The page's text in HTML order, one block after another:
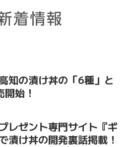
知の漬け丼の「6種」と
開始！
レゼント専門サイト『ギ
漬け丼の開発裏話掲載！